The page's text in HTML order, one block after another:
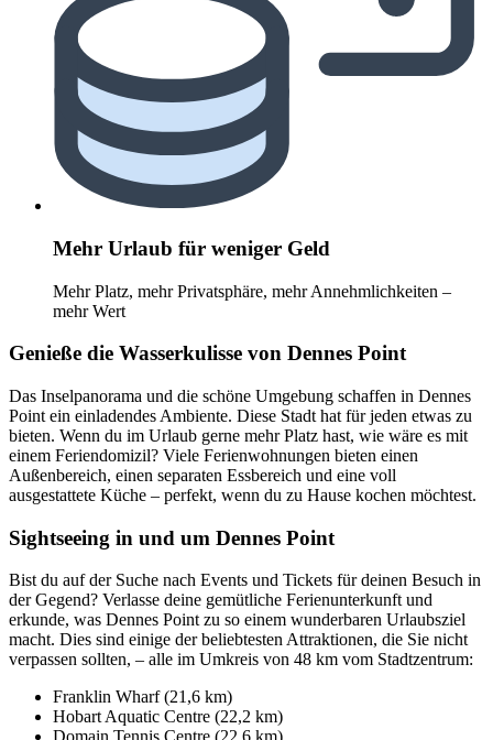
Mehr Urlaub für weniger Geld
Mehr Platz, mehr Privatsphäre, mehr Annehmlichkeiten –
mehr Wert
Genieße die Wasserkulisse von Dennes Point
Das Inselpanorama und die schöne Umgebung schaffen in Dennes
Point ein einladendes Ambiente. Diese Stadt hat für jeden etwas zu
bieten. Wenn du im Urlaub gerne mehr Platz hast, wie wäre es mit
einem Feriendomizil? Viele Ferienwohnungen bieten einen
Außenbereich, einen separaten Essbereich und eine voll
ausgestattete Küche – perfekt, wenn du zu Hause kochen möchtest.
Sightseeing in und um Dennes Point
Bist du auf der Suche nach Events und Tickets für deinen Besuch in
der Gegend? Verlasse deine gemütliche Ferienunterkunft und
erkunde, was Dennes Point zu so einem wunderbaren Urlaubsziel
macht. Dies sind einige der beliebtesten Attraktionen, die Sie nicht
verpassen sollten, – alle im Umkreis von 48 km vom Stadtzentrum:
Franklin Wharf (21,6 km)
Hobart Aquatic Centre (22,2 km)